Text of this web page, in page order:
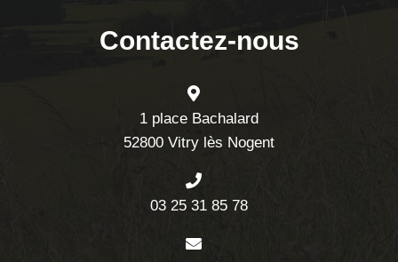
Contactez-nous
1 place Bachalard
52800 Vitry lès Nogent
03 25 31 85 78